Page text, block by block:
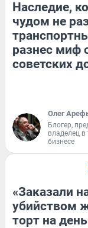
Наследие,
чудом не
разнес миф
советских
Олег
Блогер,
владелец
бизнесе
«Заказали
убийством
торт на